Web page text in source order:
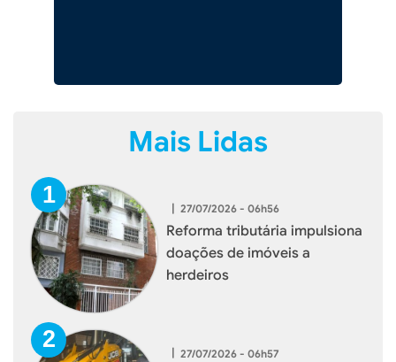
Mais Lidas
| 27/07/2026 - 06h56
Reforma tributária impulsiona
doações de imóveis a
herdeiros
| 27/07/2026 - 06h57